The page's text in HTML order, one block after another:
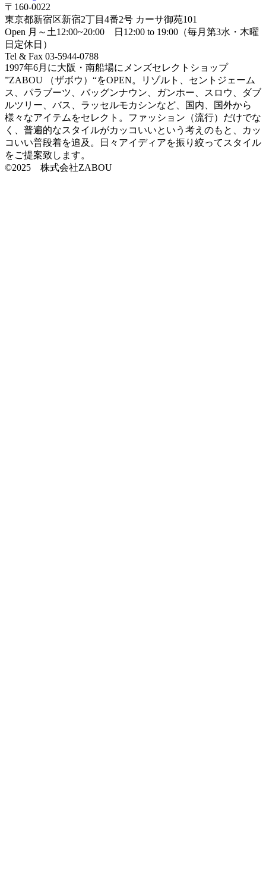
〒160-0022
東京都新宿区新宿2丁目4番2号 カーサ御苑101
Open 月～土12:00~20:00 日12:00 to 19:00（毎月第3水・木曜
日定休日）
Tel & Fax 03-5944-0788
1997年6月に大阪・南船場にメンズセレクトショップ
”ZABOU （ザボウ）“をOPEN。リゾルト、セントジェーム
ス、パラブーツ、バッグンナウン、ガンホー、スロウ、ダブ
ルツリー、バス、ラッセルモカシンなど、国内、国外から
様々なアイテムをセレクト。ファッション（流行）だけでな
く、普遍的なスタイルがカッコいいという考えのもと、カッ
コいい普段着を追及。日々アイディアを振り絞ってスタイル
をご提案致します。
©2025 株式会社ZABOU